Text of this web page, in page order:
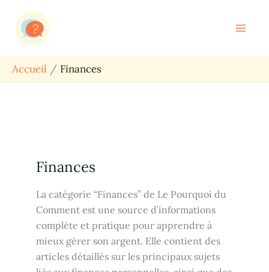
contenu
Accueil
Finances
Finances
La catégorie “Finances” de Le Pourquoi du
Comment est une source d’informations
complète et pratique pour apprendre à
mieux gérer son argent. Elle contient des
articles détaillés sur les principaux sujets
Rechercher